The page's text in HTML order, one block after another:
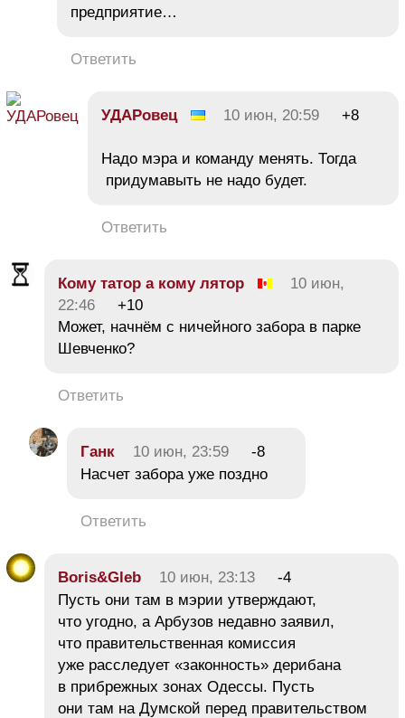
предприятие…
Ответить
УДАРовец 10 июн, 20:59 +8
Надо мэра и команду менять. Тогда
придумавыть не надо будет.
Ответить
Кому татор а кому лятор
10 июн,
22:46
+10
Может, начнём с ничейного забора в парке
Шевченко?
Ответить
Ганк 10 июн, 23:59
-8
Насчет забора уже поздно
Ответить
Boris&Gleb 10 июн, 23:13
-4
Пусть они там в мэрии утверждают,
что угодно, а Арбузов недавно заявил,
что правительственная комиссия
уже расследует «законность» дерибана
в прибрежных зонах Одессы. Пусть
они там на Думской перед правительством